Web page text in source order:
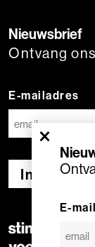
×
E-
Nieuwsbrief
Ontvang
E-mailadres